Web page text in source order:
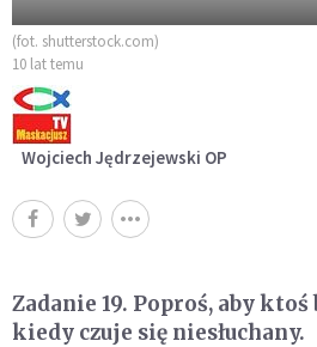
(fot. shutterstock.com)
10 lat temu
Wojciech Jędrzejewski OP
Zadanie 19. Poproś, aby
kiedy czuje się niesłuchany.